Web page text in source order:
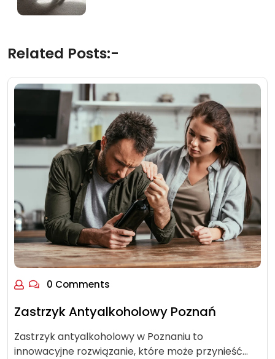
Related Posts:-
0 Comments
Zastrzyk Antyalkoholowy Poznań
Zastrzyk antyalkoholowy w Poznaniu to
innowacyjne rozwiązanie, które może przynieść…